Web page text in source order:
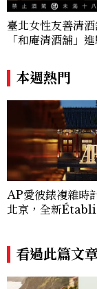
臺北女性友善清酒
「和庵清酒舖」
180元起輕鬆微醺
本週熱門
AP愛彼錶複雜時
北京，全新
看過此篇文